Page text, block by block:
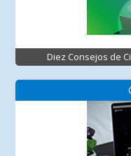
Diez Consejos de